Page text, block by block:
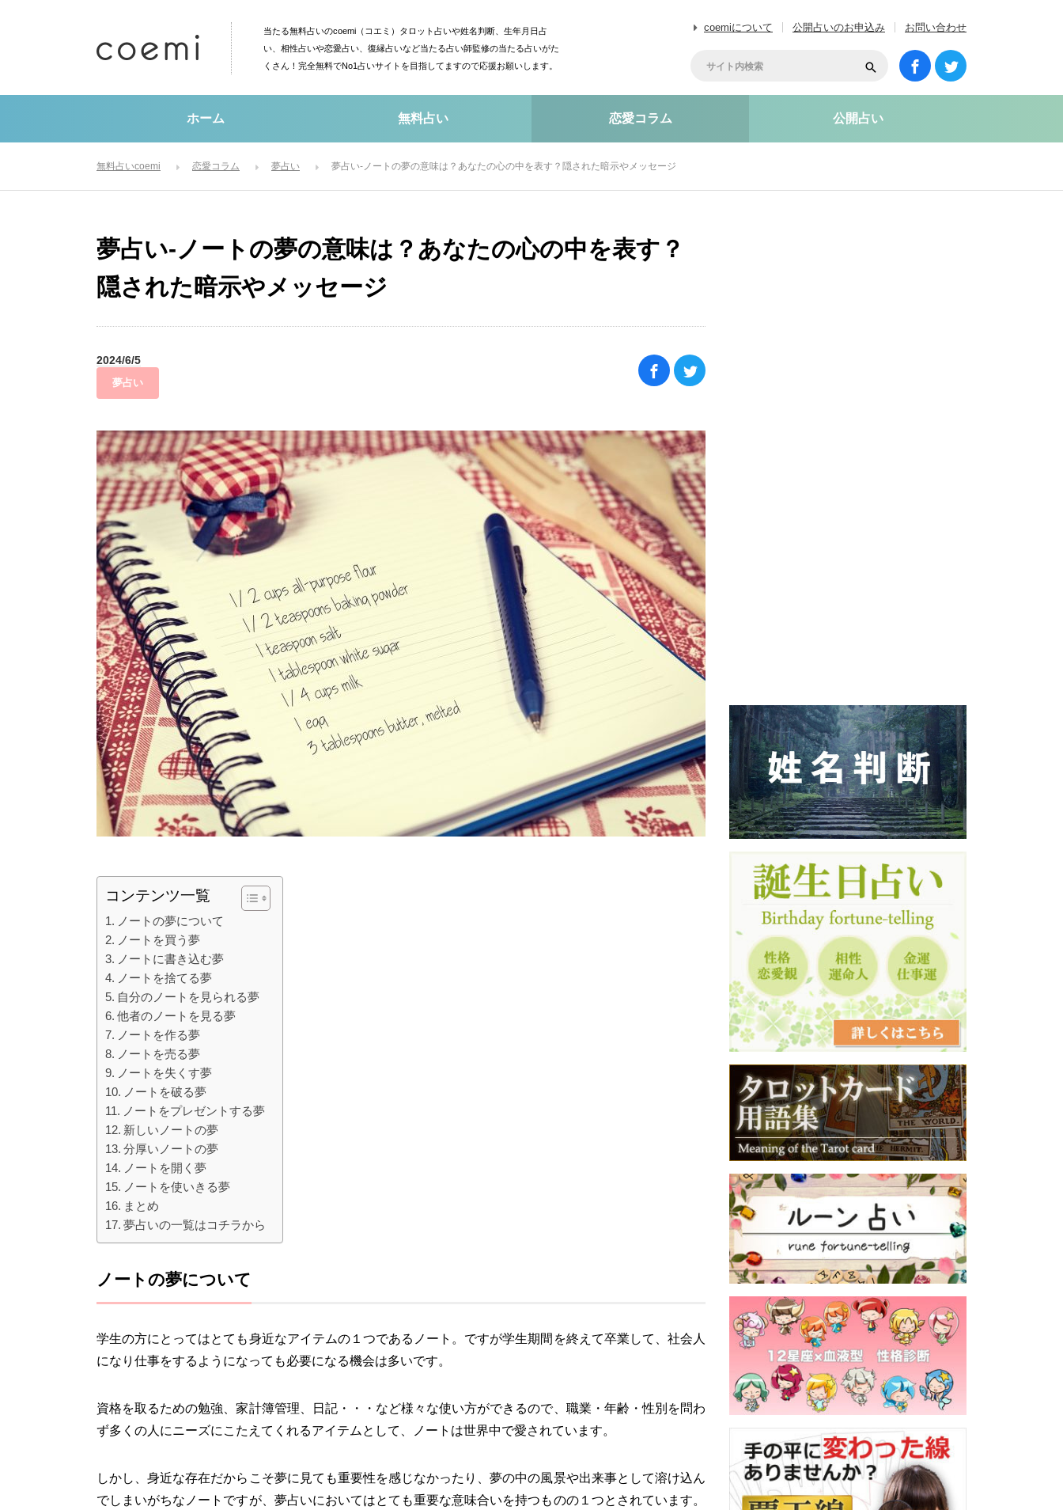
当たる無料占いのcoemi（コエミ）タロット占いや姓名判断、生年月日占
い、相性占いや恋愛占い、復縁占いなど当たる占い師監修の当たる占いがた
くさん！完全無料でNo1占いサイトを目指してますので応援お願いします。
coemiについて 公開占いのお申込み お問い合わせ
ホーム 無料占い 恋愛コラム 公開占い
無料占いcoemi 恋愛コラム 夢占い 夢占い-ノートの夢の意味は？あなたの心の中を表す？隠された暗示やメッセージ
夢占い-ノートの夢の意味は？あなたの心の中を表す？
隠された暗示やメッセージ
2024/6/5
夢占い
コンテンツ一覧
ノートの夢について
ノートを買う夢
ノートに書き込む夢
ノートを捨てる夢
自分のノートを見られる夢
他者のノートを見る夢
ノートを作る夢
ノートを売る夢
ノートを失くす夢
ノートを破る夢
ノートをプレゼントする夢
新しいノートの夢
分厚いノートの夢
ノートを開く夢
ノートを使いきる夢
まとめ
夢占いの一覧はコチラから
ノートの夢について
学生の方にとってはとても身近なアイテムの１つであるノート。ですが学生期間を終えて卒業して、社会人
になり仕事をするようになっても必要になる機会は多いです。
資格を取るための勉強、家計簿管理、日記・・・など様々な使い方ができるので、職業・年齢・性別を問わ
ず多くの人にニーズにこたえてくれるアイテムとして、ノートは世界中で愛されています。
しかし、身近な存在だからこそ夢に見ても重要性を感じなかったり、夢の中の風景や出来事として溶け込ん
でしまいがちなノートですが、夢占いにおいてはとても重要な意味合いを持つものの１つとされています。